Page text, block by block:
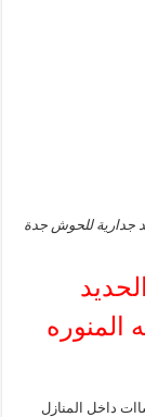
للحوش جدة
داخل المنازل